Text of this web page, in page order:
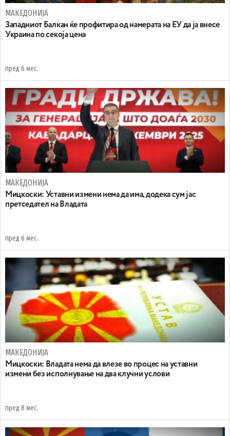
МАКЕДОНИЈА
Западниот Балкан ќе профитира од намерата на ЕУ да ја внесе
Украина по секоја цена
пред 6 мес.
МАКЕДОНИЈА
Мицкоски: Уставни измени нема да има, додека сум јас
претседател на Владата
пред 6 мес.
МАКЕДОНИЈА
Мицкоски: Владата нема да влезе во процес на уставни
измени без исполнување на два клучни услови
пред 8 мес.